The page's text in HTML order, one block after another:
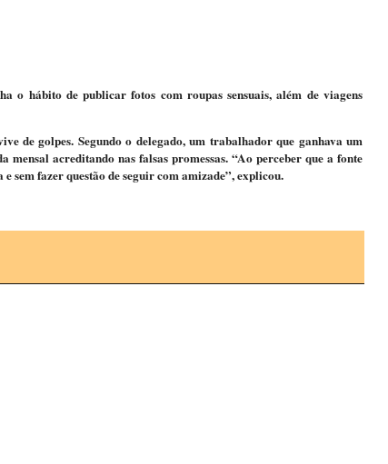
o hábito de publicar fotos com roupas sensuais, além de viagens
de golpes. Segundo o delegado, um trabalhador que ganhava um
acreditando nas falsas promessas. “Ao perceber que a fonte
sem fazer questão de seguir com amizade”, explicou.